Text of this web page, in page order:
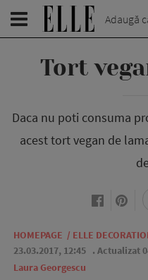
Adaugă
Tort
Daca nu poti consuma
acest tort vegan de
HOMEPAGE / ELLE
23.03.2017, 12:45 . Actualizat
Laura Georgescu